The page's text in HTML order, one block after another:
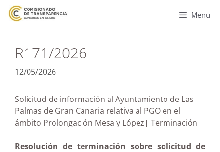
Menu
R171/2026
12/05/2026
Solicitud de información al Ayuntamiento de Las
Palmas de Gran Canaria relativa al PGO en el
ámbito Prolongación Mesa y López| Terminación
Resolución de terminación sobre solicitud de